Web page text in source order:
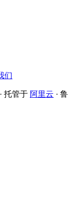
们
托管于 阿里云 · 鲁